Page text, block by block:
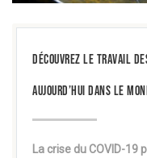
DÉCOUVREZ LE TRAVAIL
AUJOURD’HUI DANS LE
La crise du COVID-